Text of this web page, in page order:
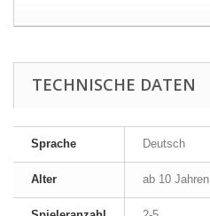
TECHNISCHE DATEN
Sprache Deutsch
Alter ab 10 Jahren